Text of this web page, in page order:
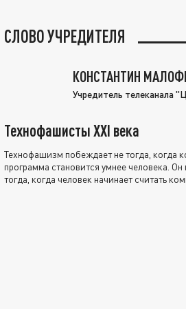
СЛОВО УЧРЕДИТЕЛЯ
КОНСТАНТИН
Учредитель телеканала
Технофашисты XXI века
Технофашизм побеждает не тогда, когда
программа становится умнее человека.
тогда, когда человек начинает считать